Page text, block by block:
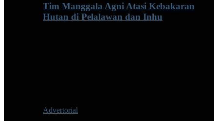
Tim Manggala Agni Atasi Kebakaran
Hutan di Pelalawan dan Inhu
Advertorial